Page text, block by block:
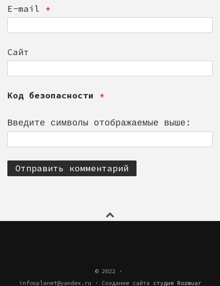
E-mail *
Сайт
Код безопасности *
Введите символы отображаемые выше:
© 2022 ·
infosplanet@yandex.ru · Создание сайта студия Rozmuar